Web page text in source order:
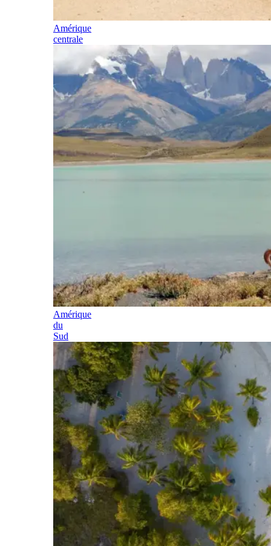
Amérique
centrale
Amérique
du
Sud